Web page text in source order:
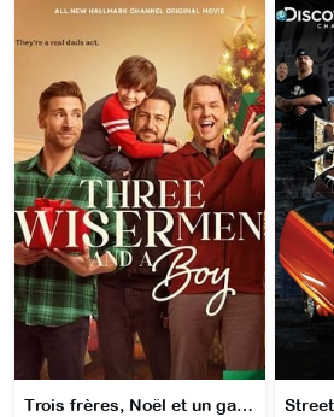
Trois frères, Noël et un garçon